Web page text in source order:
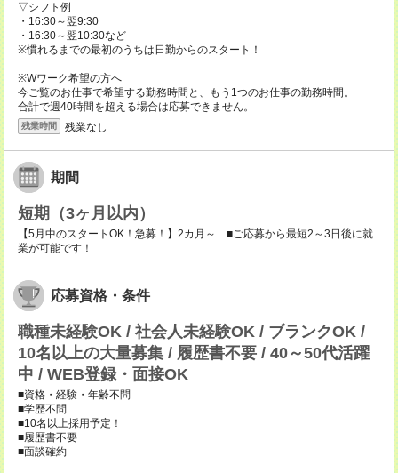
▽シフト例
・16:30～翌9:30
・16:30～翌10:30など
※慣れるまでの最初のうちは日勤からのスタート！
※Wワーク希望の方へ
今ご覧のお仕事で希望する勤務時間と、もう1つのお仕事の勤務時間。
合計で週40時間を超える場合は応募できません。
残業時間 残業なし
期間
短期（3ヶ月以内）
【5月中のスタートOK！急募！】2カ月～ ■ご応募から最短2～3日後に就
業が可能です！
応募資格・条件
職種未経験OK / 社会人未経験OK / ブランクOK /
10名以上の大量募集 / 履歴書不要 / 40～50代活躍
中 / WEB登録・面接OK
■資格・経験・年齢不問
■学歴不問
■10名以上採用予定！
■履歴書不要
■面談確約